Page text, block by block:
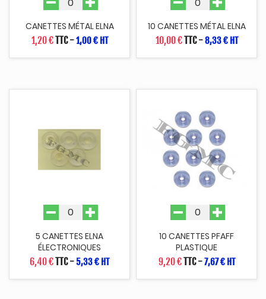
CANETTES MÉTAL ELNA
1,20 €TTC-1,00 € HT
10 CANETTES MÉTAL ELNA
10,00 €TTC-8,33 € HT
5 CANETTES ELNA
ÉLECTRONIQUES
6,40 €TTC- 5,33 € HT
10 CANETTES PFAFF
PLASTIQUE
9,20 €TTC-7,67 € HT